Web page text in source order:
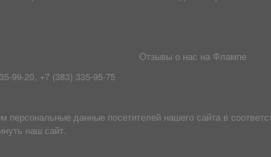
99-20, +7 (383) 335-95-75
Отзывы о нас на Флампе
данные посетителей нашего сайта в
наш сайт.